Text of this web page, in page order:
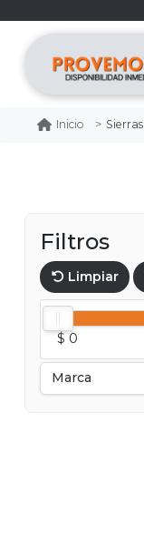
Inicio Sierras
Filtros
Limpiar
$ 0
Marca